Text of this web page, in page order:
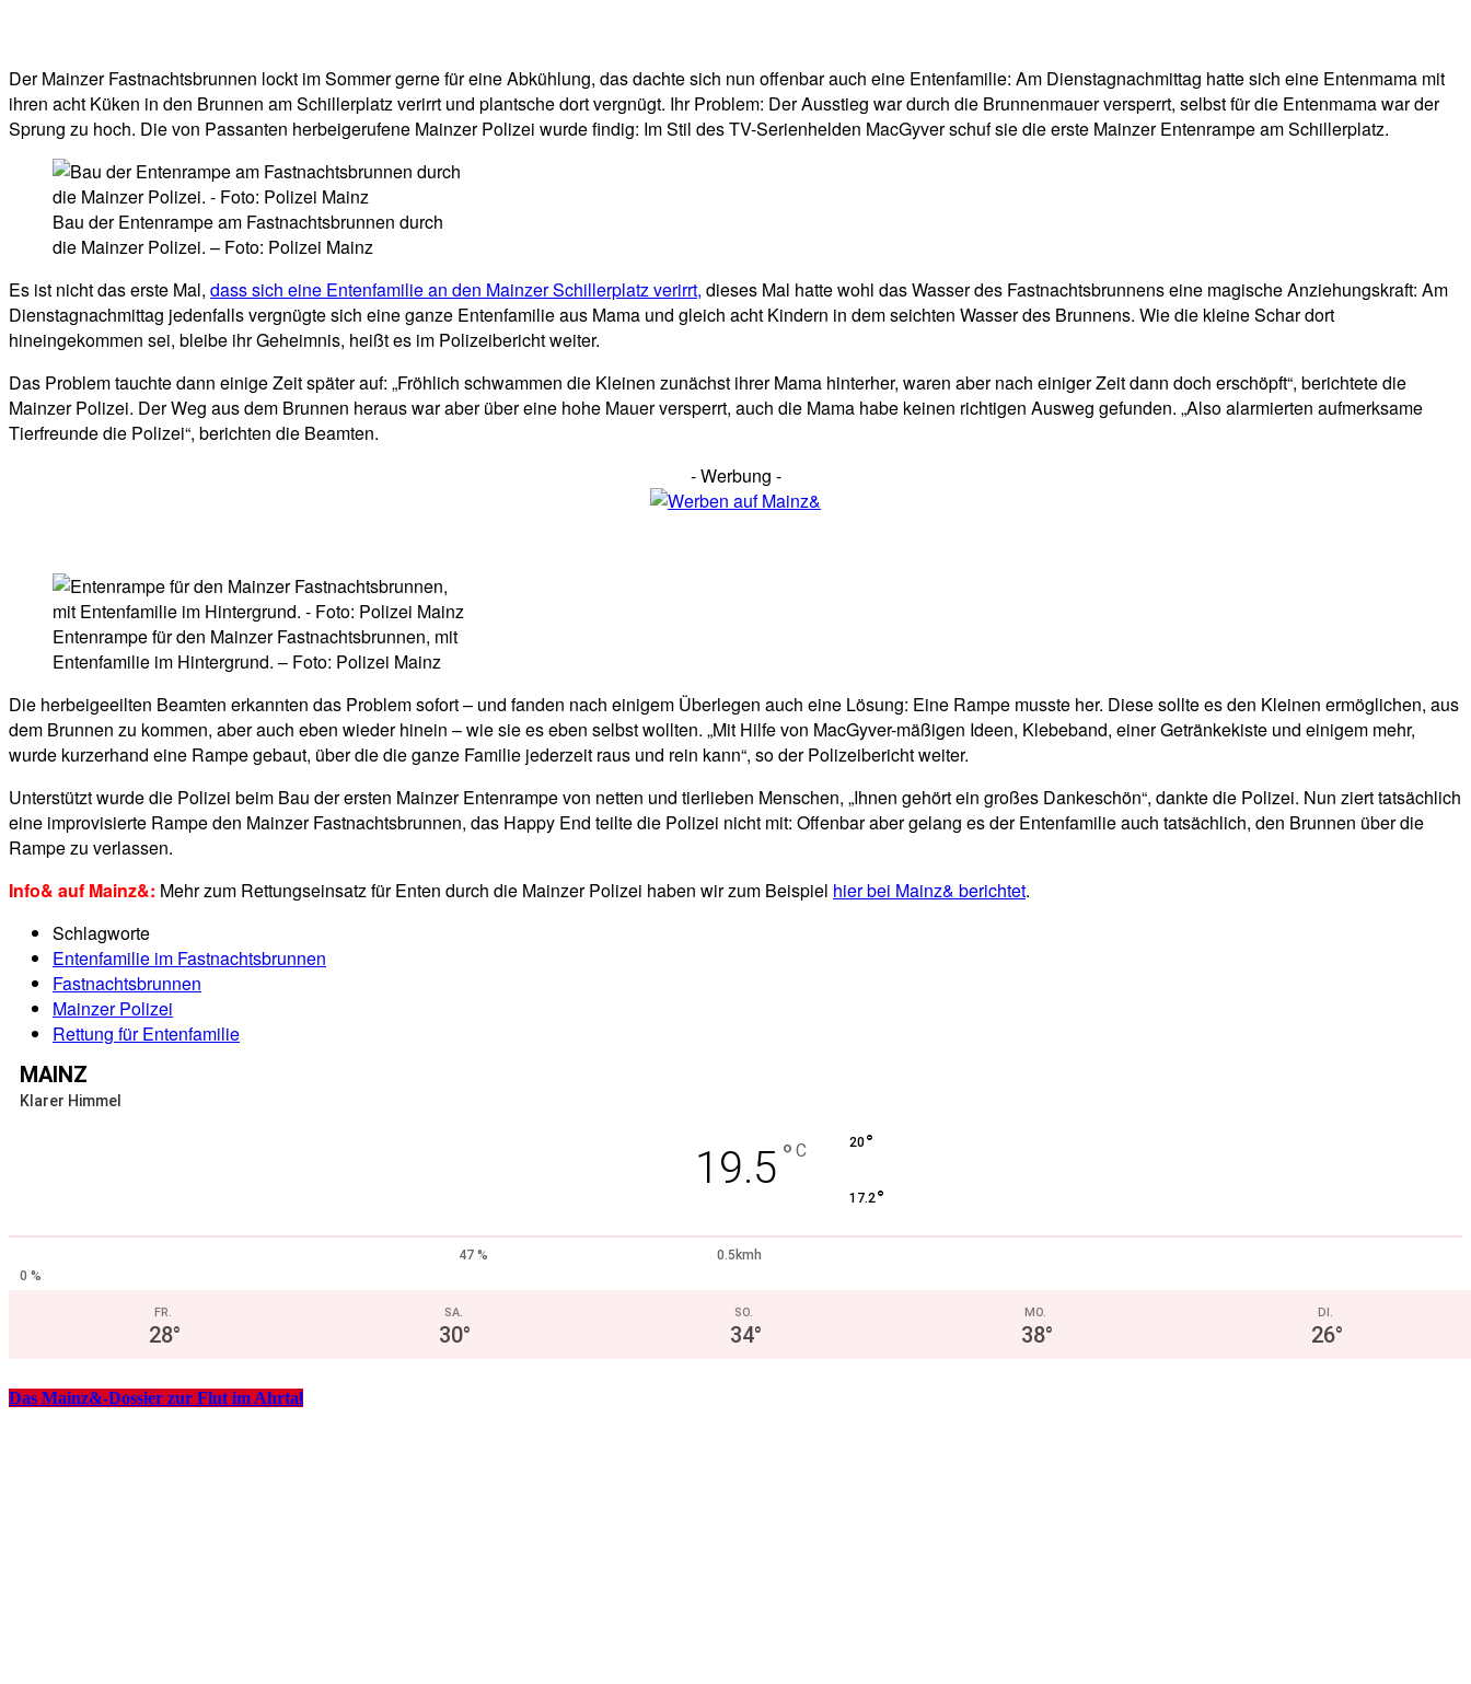
Der Mainzer Fastnachtsbrunnen lockt im Sommer gerne für eine Abkühlung, das dachte sich nun offenbar auch eine Entenfamilie: Am Dienstagnachmittag hatte sich eine Entenmama mit
ihren acht Küken in den Brunnen am Schillerplatz verirrt und plantsche dort vergnügt. Ihr Problem: Der Ausstieg war durch die Brunnenmauer versperrt, selbst für die Entenmama war der
Sprung zu hoch. Die von Passanten herbeigerufene Mainzer Polizei wurde findig: Im Stil des TV-Serienhelden MacGyver schuf sie die erste Mainzer Entenrampe am Schillerplatz.
Bau der Entenrampe am Fastnachtsbrunnen durch
die Mainzer Polizei. – Foto: Polizei Mainz
Es ist nicht das erste Mal, dass sich eine Entenfamilie an den Mainzer Schillerplatz verirrt, dieses Mal hatte wohl das Wasser des Fastnachtsbrunnens eine magische Anziehungskraft: Am
Dienstagnachmittag jedenfalls vergnügte sich eine ganze Entenfamilie aus Mama und gleich acht Kindern in dem seichten Wasser des Brunnens. Wie die kleine Schar dort
hineingekommen sei, bleibe ihr Geheimnis, heißt es im Polizeibericht weiter.
Das Problem tauchte dann einige Zeit später auf: „Fröhlich schwammen die Kleinen zunächst ihrer Mama hinterher, waren aber nach einiger Zeit dann doch erschöpft“, berichtete die
Mainzer Polizei. Der Weg aus dem Brunnen heraus war aber über eine hohe Mauer versperrt, auch die Mama habe keinen richtigen Ausweg gefunden. „Also alarmierten aufmerksame
Tierfreunde die Polizei“, berichten die Beamten.
- Werbung -
Entenrampe für den Mainzer Fastnachtsbrunnen, mit
Entenfamilie im Hintergrund. – Foto: Polizei Mainz
Die herbeigeeilten Beamten erkannten das Problem sofort – und fanden nach einigem Überlegen auch eine Lösung: Eine Rampe musste her. Diese sollte es den Kleinen ermöglichen, aus
dem Brunnen zu kommen, aber auch eben wieder hinein – wie sie es eben selbst wollten. „Mit Hilfe von MacGyver-mäßigen Ideen, Klebeband, einer Getränkekiste und einigem mehr,
wurde kurzerhand eine Rampe gebaut, über die die ganze Familie jederzeit raus und rein kann“, so der Polizeibericht weiter.
Unterstützt wurde die Polizei beim Bau der ersten Mainzer Entenrampe von netten und tierlieben Menschen, „Ihnen gehört ein großes Dankeschön“, dankte die Polizei. Nun ziert tatsächlich
eine improvisierte Rampe den Mainzer Fastnachtsbrunnen, das Happy End teilte die Polizei nicht mit: Offenbar aber gelang es der Entenfamilie auch tatsächlich, den Brunnen über die
Rampe zu verlassen.
Info& auf Mainz&: Mehr zum Rettungseinsatz für Enten durch die Mainzer Polizei haben wir zum Beispiel hier bei Mainz& berichtet.
Schlagworte
Entenfamilie im Fastnachtsbrunnen
Fastnachtsbrunnen
Mainzer Polizei
Rettung für Entenfamilie
MAINZ
Klarer Himmel
19.5 ° C 20°
17.2°
47 %
0.5kmh
0 %
FR.
28°
SA.
30°
SO.
34°
MO.
38°
DI.
26°
Das Mainz&-Dossier zur Flut im Ahrtal